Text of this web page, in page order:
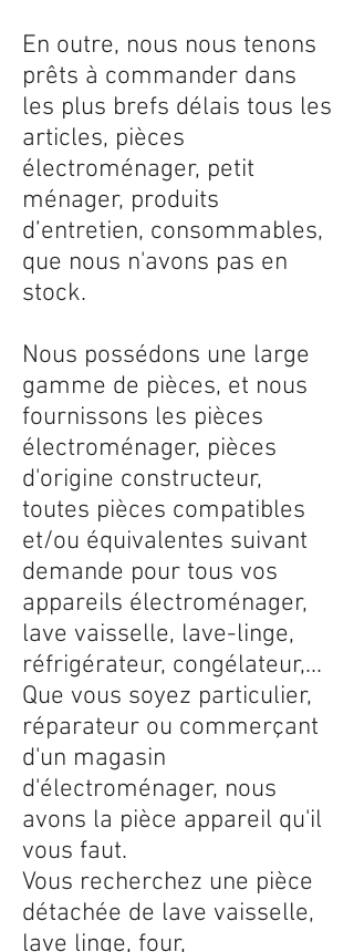
En outre, nous nous tenons
prêts à commander dans
les plus brefs délais tous les
articles, pièces
électroménager, petit
ménager, produits
d’entretien, consommables,
que nous n'avons pas en
stock.
Nous possédons une large
gamme de pièces, et nous
fournissons les pièces
électroménager, pièces
d'origine constructeur,
toutes pièces compatibles
et/ou équivalentes suivant
demande pour tous vos
appareils électroménager,
lave vaisselle, lave-linge,
réfrigérateur, congélateur,...
Que vous soyez particulier,
réparateur ou commerçant
d'un magasin
d'électroménager, nous
avons la pièce appareil qu'il
vous faut.
Vous recherchez une pièce
détachée de lave vaisselle,
lave linge, four,